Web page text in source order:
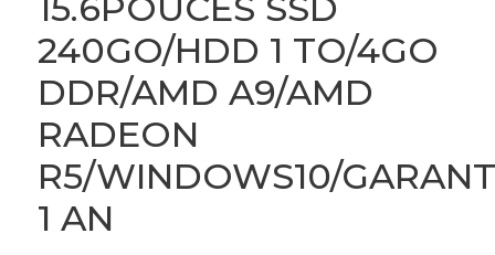
240GO/HDD 1 TO/4GO
DDR/AMD A9/AMD
RADEON
R5/WINDOWS10/
1 AN